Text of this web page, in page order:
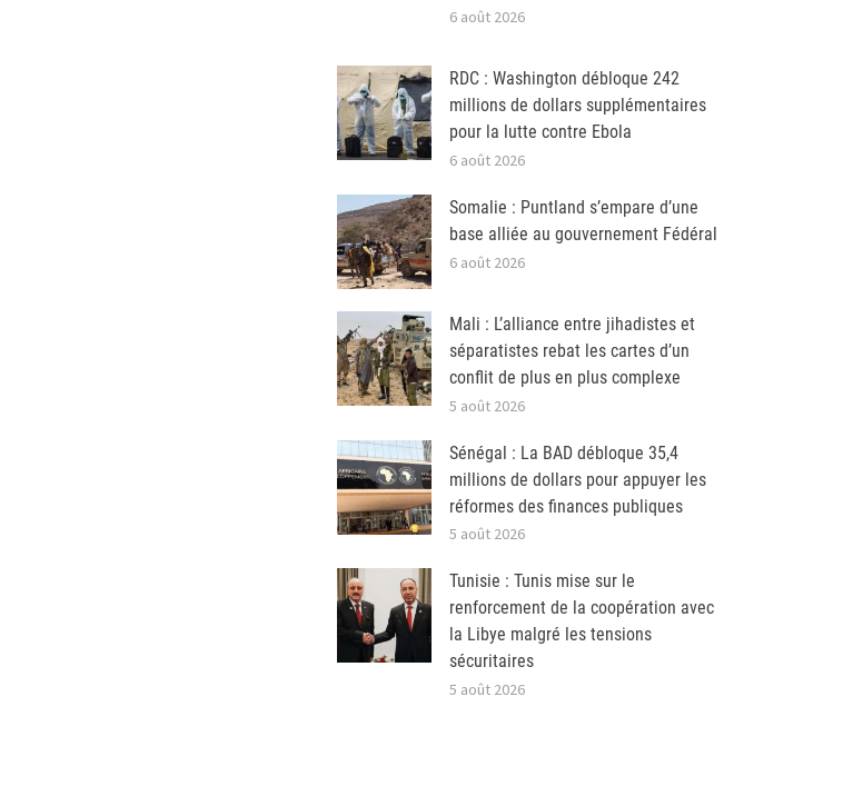
6 août 2026
RDC : Washington débloque 242
millions de dollars supplémentaires
pour la lutte contre Ebola
6 août 2026
Somalie : Puntland s’empare d’une
base alliée au gouvernement Fédéral
6 août 2026
Mali : L’alliance entre jihadistes et
séparatistes rebat les cartes d’un
conflit de plus en plus complexe
5 août 2026
Sénégal : La BAD débloque 35,4
millions de dollars pour appuyer les
réformes des finances publiques
5 août 2026
Tunisie : Tunis mise sur le
renforcement de la coopération avec
la Libye malgré les tensions
sécuritaires
5 août 2026